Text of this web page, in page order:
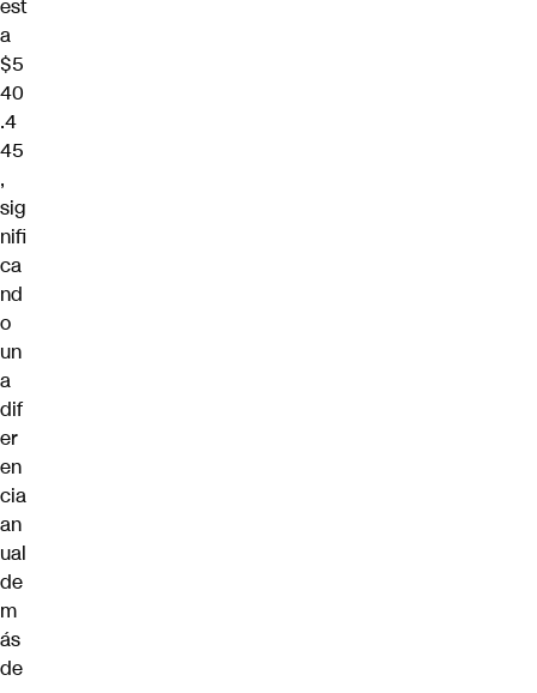
est
a
$5
40
.4
45
,
sig
nifi
ca
nd
o
un
a
dif
er
en
cia
an
ual
de
m
ás
de